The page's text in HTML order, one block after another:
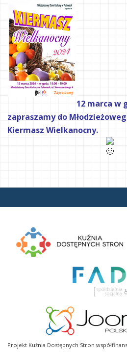
12 marca w
zapraszamy do
Kiermasz Wielkanocny.
Projekt Kuźnia Dostępnych Stron